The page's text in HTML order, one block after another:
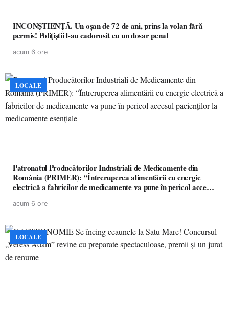
INCONȘTIENȚĂ. Un oșan de 72 de ani, prins la volan fără
permis! Polițiștii l-au cadorosit cu un dosar penal
acum 6 ore
LOCALE
Patronatul Producătorilor Industriali de Medicamente din
România (PRIMER): “Întreruperea alimentării cu energie
electrică a fabricilor de medicamente va pune în pericol accesul
acum 6 ore
LOCALE